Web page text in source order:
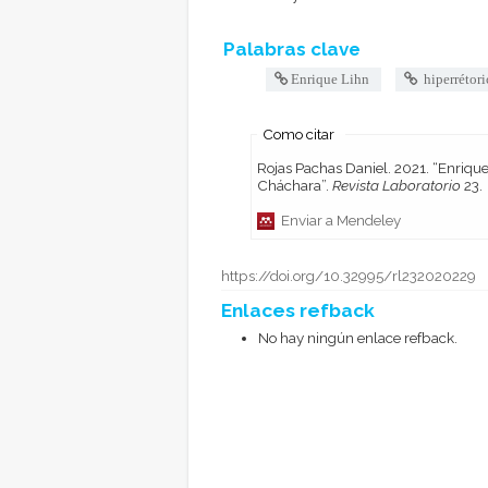
Palabras clave
Enrique Lihn
Como citar
Rojas Pachas Daniel. 2021. “Enrique Lihn y su narrativa situada en los límites del horror y la
Cháchara”. Revista Laboratorio 23.
Enviar a Mendeley
https://doi.org/10.32995/rl232020229
Enlaces refback
No hay ningún enlace refback.